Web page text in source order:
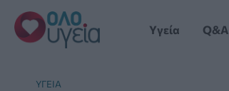
Μετάβαση
στο
περιεχόμενο
Yγεία Q&A
YΓΕΊΑ